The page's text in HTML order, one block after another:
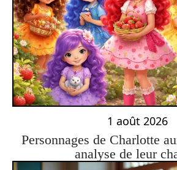
1 août 2026
Personnages de Charlotte
analyse de leur